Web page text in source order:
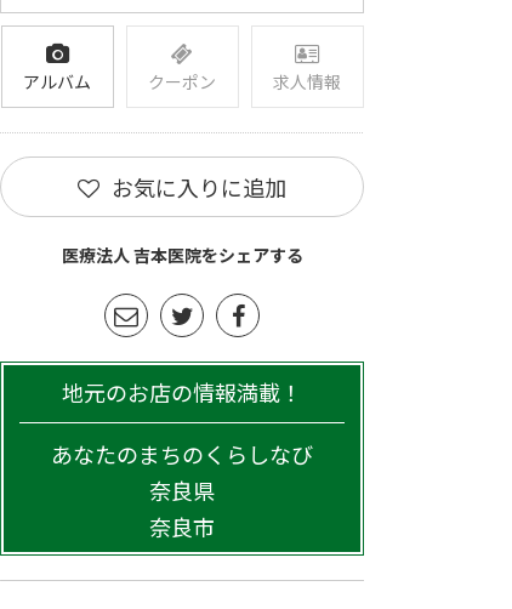
アルバム クーポン 求人情報
お気に入りに追加
医療法人 吉本医院をシェアする
地元のお店の情報満載！
あなたのまちのくらしなび
奈良県
奈良市